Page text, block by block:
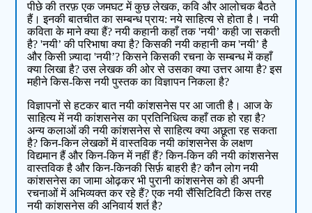
पीछे की तरफ़ एक जमघट में कुछ लेखक, कवि और आलोचक बैठते
हैं। इनकी बातचीत का सम्बन्ध प्राय: नये साहित्य से होता है। नयी
कविता के माने क्या हैं? नयी कहानी कहाँ तक 'नयी’ कही जा सकती
है? 'नयी’ की परिभाषा क्या है? किसकी नयी कहानी कम 'नयी’ है
और किसी ज़्यादा 'नयी’? किसने किसकी रचना के सम्बन्ध में कहाँ
क्या लिखा है? उस लेखक की ओर से उसका क्या उत्तर आया है? इस
महीने किस-किस नयी पुस्तक का विज्ञापन निकला है?
विज्ञापनों से हटकर बात नयी कांशसनेस पर आ जाती है। आज के
साहित्य में नयी कांशसनेस का प्रतिनिधित्व कहाँ तक हो रहा है?
अन्य कलाओं की नयी कांशसनेस से साहित्य क्या अछूता रह सकता
है? किन-किन लेखकों में वास्तविक नयी कांशसनेस के लक्षण
विद्यमान हैं और किन-किन में नहीं हैं? किन-किन की नयी कांशसनेस
वास्तविक है और किन-किनकी सिर्फ़ बाहरी है? कौन लोग नयी
कांशसनेस का जामा ओढ़कर भी पुरानी कांशसनेस को ही अपनी
रचनाओं में अभिव्यक्त कर रहे हैं? एक नयी सैंसिटिविटी किस तरह
नयी कांशसनेस की अनिवार्य शर्त है?